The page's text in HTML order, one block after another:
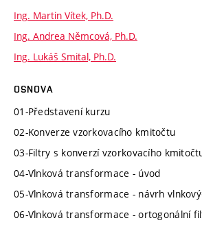
Ing. Martin Vítek, Ph.D.
Ing. Andrea Němcová, Ph.D.
Ing. Lukáš Smital, Ph.D.
OSNOVA
01-Představení kurzu
02-Konverze vzorkovacího kmitočtu
03-Filtry s konverzí vzorkovacího
04-Vlnková transformace - úvod
05-Vlnková transformace - návrh
06-Vlnková transformace - ortogonální